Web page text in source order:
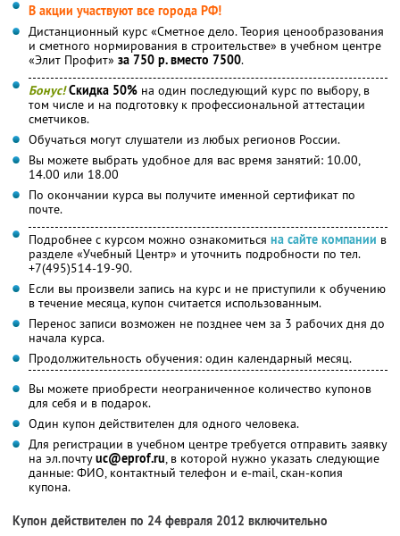
В акции участвуют все города РФ!
Дистанционный курс «Сметное дело. Теория ценообразования
и сметного нормирования в строительстве» в учебном центре
«Элит Профит» за 750 р. вместо 7500.
Бонус! Скидка 50% на один последующий курс по выбору, в
том числе и на подготовку к профессиональной аттестации
сметчиков.
Обучаться могут слушатели из любых регионов России.
Вы можете выбрать удобное для вас время занятий: 10.00,
14.00 или 18.00
По окончании курса вы получите именной сертификат по
почте.
Подробнее с курсом можно ознакомиться на сайте компании в
разделе «Учебный Центр» и уточнить подробности по тел.
+7(495)514-19-90.
Если вы произвели запись на курс и не приступили к обучению
в течение месяца, купон считается использованным.
Перенос записи возможен не позднее чем за 3 рабочих дня до
начала курса.
Продолжительность обучения: один календарный месяц.
Вы можете приобрести неограниченное количество купонов
для себя и в подарок.
Один купон действителен для одного человека.
Для регистрации в учебном центре требуется отправить заявку
на эл.почтуuc@eprof.ru, в которой нужно указать следующие
данные: ФИО, контактный телефон и e-mail, скан-копия
купона.
Купон действителен по 24 февраля 2012 включительно